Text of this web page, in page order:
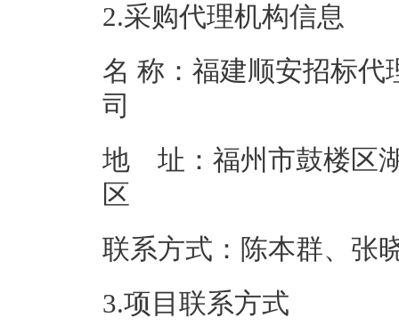
2.采购代理机构信息
名 称：福建顺安招标代
地 址：福州市鼓楼区
联系方式：
3.项目联系方式